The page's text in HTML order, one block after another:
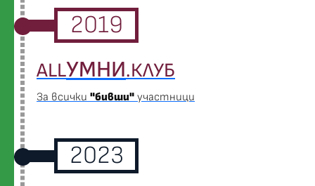
2019
ALLУМНИ.КЛУБ
За всички "бивши" участници
2023